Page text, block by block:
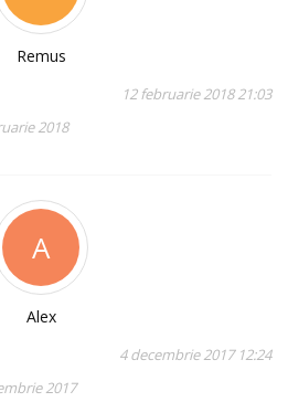
Remus
12 februarie 2018 21:03
2018
A
Alex
4 decembrie 2017 12:24
2017